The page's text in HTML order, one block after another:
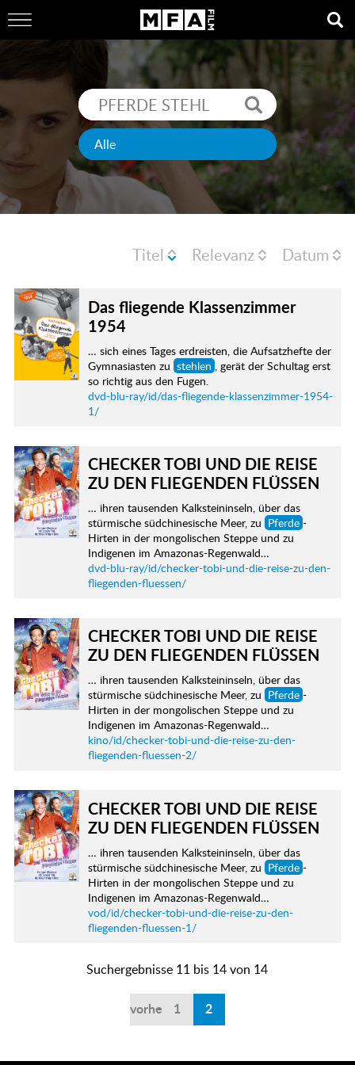
Titel Relevanz Datum
Das fliegende Klassenzimmer
1954
… sich eines Tages erdreisten, die Aufsatzhefte der
Gymnasiasten zu stehlen , gerät der Schultag erst
so richtig aus den Fugen.
dvd-blu-ray/id/das-fliegende-klassenzimmer-1954-
1/
CHECKER TOBI UND DIE REISE
ZU DEN FLIEGENDEN FLÜSSEN
… ihren tausenden Kalksteininseln, über das
stürmische südchinesische Meer, zu Pferde -
Hirten in der mongolischen Steppe und zu
Indigenen im Amazonas-Regenwald…
dvd-blu-ray/id/checker-tobi-und-die-reise-zu-den-
fliegenden-fluessen/
CHECKER TOBI UND DIE REISE
ZU DEN FLIEGENDEN FLÜSSEN
… ihren tausenden Kalksteininseln, über das
stürmische südchinesische Meer, zu Pferde -
Hirten in der mongolischen Steppe und zu
Indigenen im Amazonas-Regenwald…
kino/id/checker-tobi-und-die-reise-zu-den-
fliegenden-fluessen-2/
CHECKER TOBI UND DIE REISE
ZU DEN FLIEGENDEN FLÜSSEN
… ihren tausenden Kalksteininseln, über das
stürmische südchinesische Meer, zu Pferde -
Hirten in der mongolischen Steppe und zu
Indigenen im Amazonas-Regenwald…
vod/id/checker-tobi-und-die-reise-zu-den-
fliegenden-fluessen-1/
Suchergebnisse 11 bis 14 von 14
vorherige
1 2